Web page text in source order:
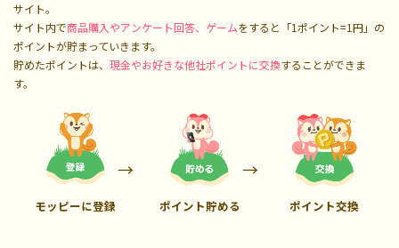
サイト。
サイト内で商品購入やアンケート回答、ゲームをすると「1ポイント=1円」の
ポイントが貯まっていきます。
貯めたポイントは、 現金やお好きな他社ポイントに交換することができま
す。
モッピーに登録 ポイント貯める ポイント交換